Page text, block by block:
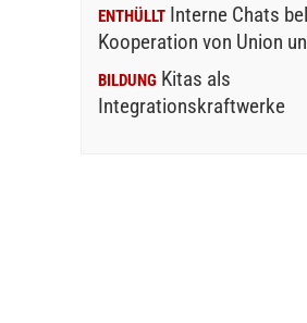
ENTHÜLLT Interne Chats
Kooperation von Union
BILDUNG Kitas als
Integrationskraftwerke